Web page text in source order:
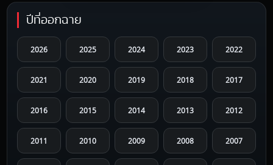
ปีที่ออกฉาย
2026 2025 2024 2023 2022
2021 2020 2019 2018 2017
2016 2015 2014 2013 2012
2011 2010 2009 2008 2007